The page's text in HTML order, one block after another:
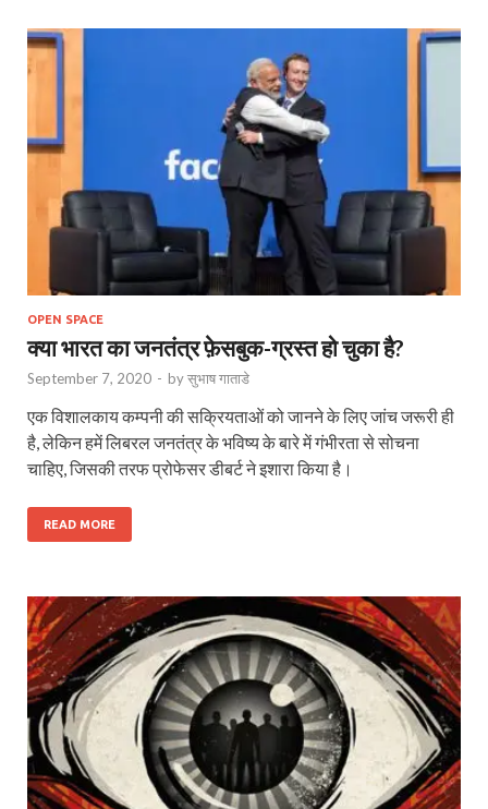
OPEN SPACE
क्या भारत का जनतंत्र फ़ेसबुक-ग्रस्त हो चुका है?
September 7, 2020 - byसुभाष गाताडे
एक विशालकाय कम्पनी की सक्रियताओं को जानने के लिए जांच जरूरी ही
है, लेकिन हमें लिबरल जनतंत्र के भविष्य के बारे में गंभीरता से सोचना
चाहिए, जिसकी तरफ प्रोफेसर डीबर्ट ने इशारा किया है।
READ MORE